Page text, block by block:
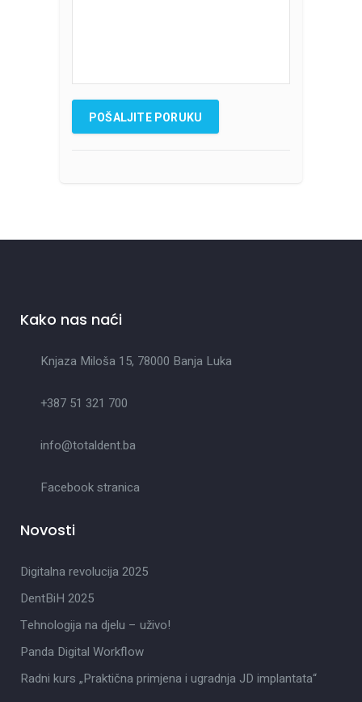
Kako nas naći
Knjaza Miloša 15, 78000 Banja Luka
+387 51 321 700
info@totaldent.ba
Facebook stranica
Novosti
Digitalna revolucija 2025
DentBiH 2025
Tehnologija na djelu – uživo!
Panda Digital Workflow
Radni kurs „Praktična primjena i ugradnja JD implantata“